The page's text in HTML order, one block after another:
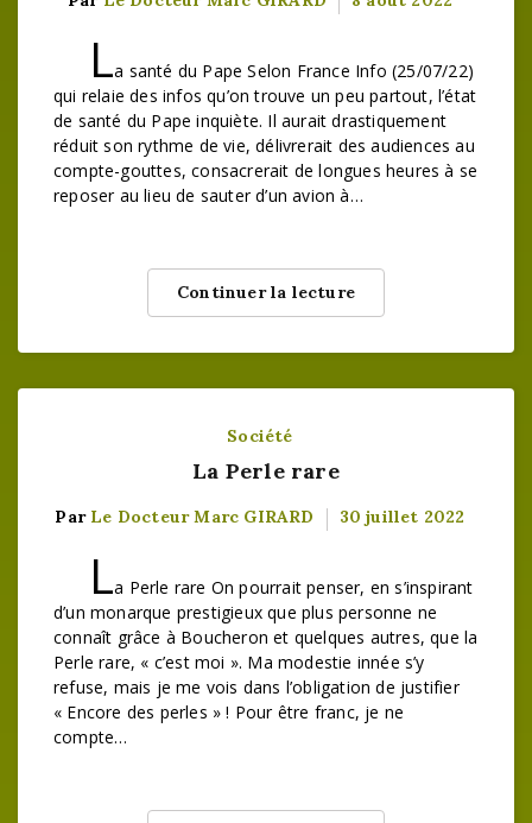
La santé du Pape Selon France Info (25/07/22)
qui relaie des infos qu’on trouve un peu partout, l’état
de santé du Pape inquiète. Il aurait drastiquement
réduit son rythme de vie, délivrerait des audiences au
compte-gouttes, consacrerait de longues heures à se
reposer au lieu de sauter d’un avion à…
Continuer la lecture
Société
La Perle rare
Par Le Docteur Marc GIRARD 30 juillet 2022
La Perle rare On pourrait penser, en s’inspirant
d’un monarque prestigieux que plus personne ne
connaît grâce à Boucheron et quelques autres, que la
Perle rare, « c’est moi ». Ma modestie innée s’y
refuse, mais je me vois dans l’obligation de justifier
« Encore des perles » ! Pour être franc, je ne
compte…